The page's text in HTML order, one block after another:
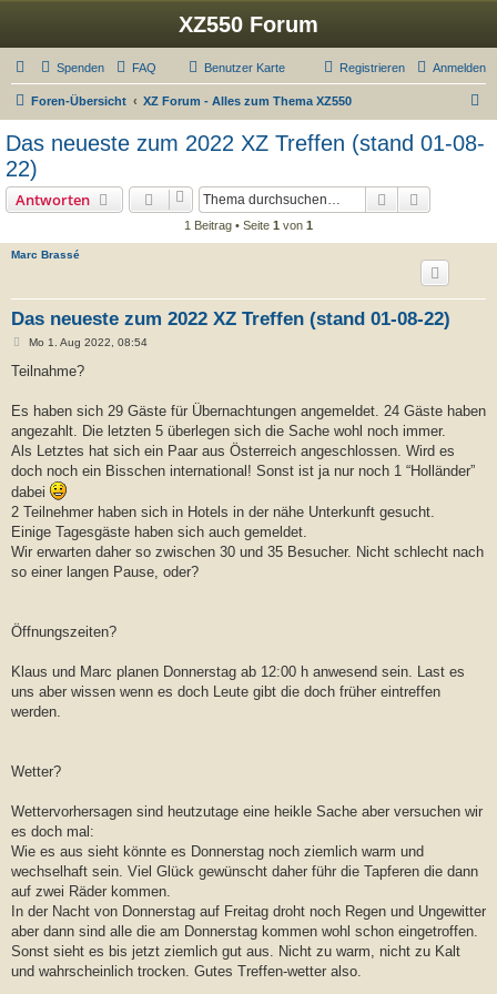
XZ550 Forum
Spenden FAQ Benutzer Karte Anmelden
Registrieren
Foren-Übersicht XZ Forum - Alles zum Thema XZ550
Das neueste zum 2022 XZ Treffen (stand 01-08-
22)
Antworten Suche
1 Beitrag • Seite 1 von 1
Marc Brassé
Das neueste zum 2022 XZ Treffen (stand 01-08-22)
B
i
a
Mo 1. Aug 2022, 08:54
Teilnahme?
Es haben sich 29 Gäste für Übernachtungen angemeldet. 24 Gäste haben
angezahlt. Die letzten 5 überlegen sich die Sache wohl noch immer.
Als Letztes hat sich ein Paar aus Österreich angeschlossen. Wird es
doch noch ein Bisschen international! Sonst ist ja nur noch 1 “Holländer”
dabei
2 Teilnehmer haben sich in Hotels in der nähe Unterkunft gesucht.
Einige Tagesgäste haben sich auch gemeldet.
Wir erwarten daher so zwischen 30 und 35 Besucher. Nicht schlecht nach
so einer langen Pause, oder?
Öffnungszeiten?
Klaus und Marc planen Donnerstag ab 12:00 h anwesend sein. Last es
uns aber wissen wenn es doch Leute gibt die doch früher eintreffen
werden.
Wetter?
Wettervorhersagen sind heutzutage eine heikle Sache aber versuchen wir
es doch mal:
Wie es aus sieht könnte es Donnerstag noch ziemlich warm und
wechselhaft sein. Viel Glück gewünscht daher führ die Tapferen die dann
auf zwei Räder kommen.
In der Nacht von Donnerstag auf Freitag droht noch Regen und Ungewitter
aber dann sind alle die am Donnerstag kommen wohl schon eingetroffen.
Sonst sieht es bis jetzt ziemlich gut aus. Nicht zu warm, nicht zu Kalt
und wahrscheinlich trocken. Gutes Treffen-wetter also.